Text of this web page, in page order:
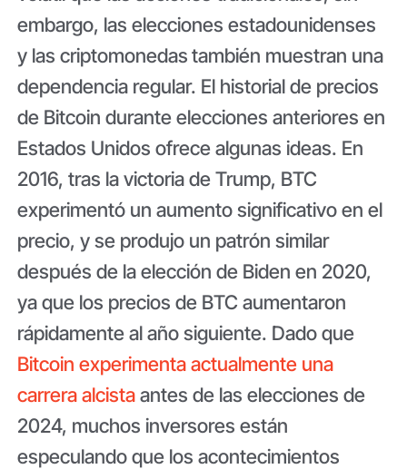
embargo, las elecciones estadounidenses
y las criptomonedastambién muestran una
dependencia regular. El historial de precios
de Bitcoin durante elecciones anteriores en
Estados Unidos ofrece algunas ideas. En
2016, tras la victoria de Trump, BTC
experimentó un aumento significativo en el
precio, y se produjo un patrón similar
después de la elección de Biden en 2020,
ya que los precios de BTC aumentaron
rápidamente al año siguiente. Dado que
Bitcoin experimenta actualmente una
carrera alcistaantes de las elecciones de
2024, muchos inversores están
especulando que los acontecimientos